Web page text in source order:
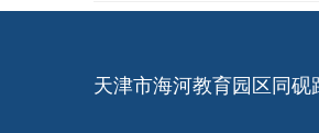
天津市海河教育园区同